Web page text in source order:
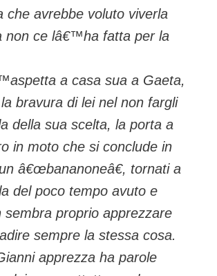
che avrebbe voluto viverla
non ce lâ€™ha fatta per la
a casa sua a Gaeta,
bravura di lei nel non fargli
della sua scelta, la porta a
in moto che si conclude in
â€œbananoneâ€, tornati a
del poco tempo avuto e
sembra proprio apprezzare
sempre la stessa cosa.
apprezza ha parole